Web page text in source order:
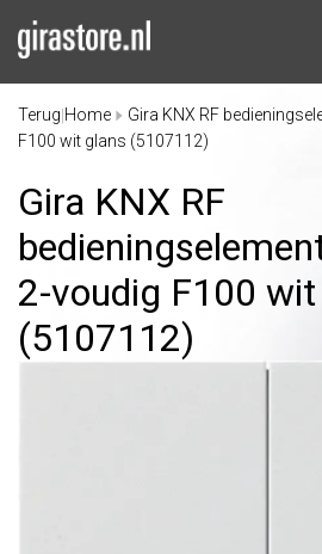
Terug Home
Gira KNX RF
F100 wit glans (5107112)
Gira KNX RF
2-voudig F100
(5107112)